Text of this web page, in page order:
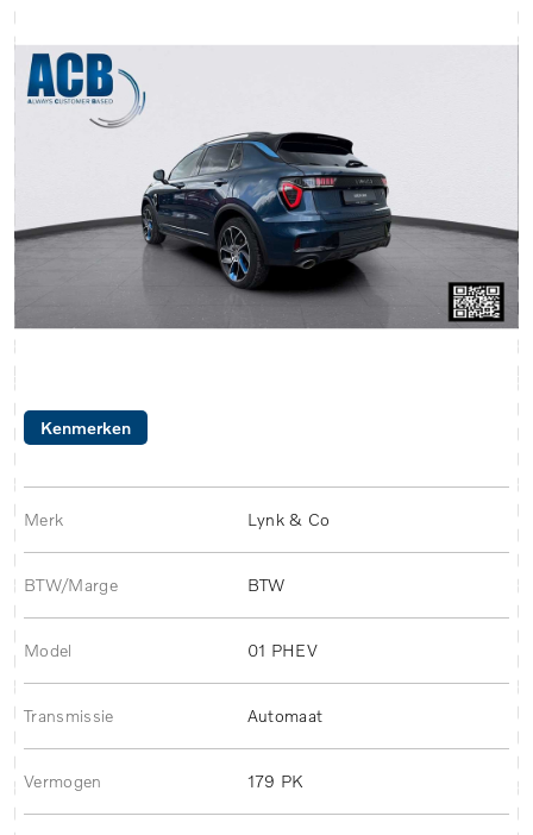
Kenmerken
Merk Lynk & Co
BTW/Marge BTW
Model 01 PHEV
Transmissie Automaat
Vermogen 179 PK